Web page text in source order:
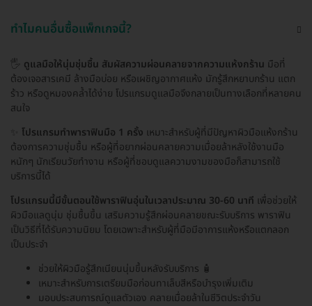
ทำไมคนอื่นซื้อแพ็กเกจนี้?
🖐️ ดูแลมือให้นุ่มชุ่มชื้น สัมผัสความผ่อนคลายจากความแห้งกร้าน มือที่
ต้องเจอสารเคมี ล้างมือบ่อย หรือเผชิญอากาศแห้ง มักรู้สึกหยาบกร้าน แตก
ร้าว หรือดูหมองคล้ำได้ง่าย โปรแกรมดูแลมือจึงกลายเป็นทางเลือกที่หลายคน
สนใจ
โปรแกรมทำพาราฟินมือ 1 ครั้ง เหมาะสำหรับผู้ที่มีปัญหาผิวมือแห้งกร้าน
ต้องการความชุ่มชื้น หรือผู้ที่อยากผ่อนคลายความเมื่อยล้าหลังใช้งานมือ
หนักๆ นักเรียนวัยทำงาน หรือผู้ที่ชอบดูแลความงามของมือก็สามารถใช้
บริการนี้ได้
โปรแกรมนี้มีขั้นตอนใช้พาราฟินอุ่นในเวลาประมาณ 30-60 นาที เพื่อช่วยให้
ผิวมือแลดูนุ่ม ชุ่มชื้นขึ้น เสริมความรู้สึกผ่อนคลายขณะรับบริการ พาราฟิน
เป็นวิธีที่ได้รับความนิยม โดยเฉพาะสำหรับผู้ที่มือมีอาการแห้งหรือแตกลอก
เป็นประจำ
ช่วยให้ผิวมือรู้สึกเนียนนุ่มขึ้นหลังรับบริการ 🧴
เหมาะสำหรับการเตรียมมือก่อนทาเล็บสีหรือบำรุงเพิ่มเติม
มอบประสบการณ์ดูแลตัวเอง คลายเมื่อยล้าในชีวิตประจำวัน